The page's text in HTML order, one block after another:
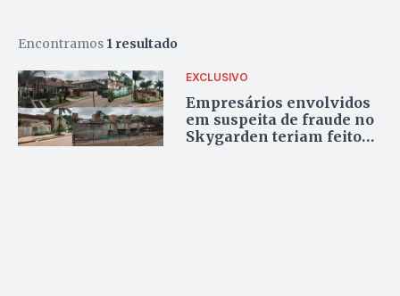
Encontramos 1 resultado
EXCLUSIVO
Empresários envolvidos
em suspeita de fraude no
Skygarden teriam feito